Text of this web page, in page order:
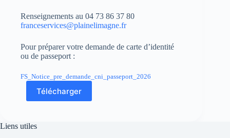
Renseignements au 04 73 86 37 80
franceservices@plainelimagne.fr
Pour préparer votre demande de carte d’identité
ou de passeport :
FS_Notice_pre_demande_cni_passeport_2026
Télécharger
Liens utiles